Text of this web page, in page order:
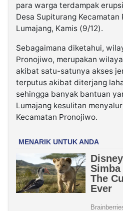
para warga terdampak
Desa Supiturang
Lumajang, Kamis (9/12).
Sebagaimana diketahui,
Pronojiwo, merupakan
akibat satu-satunya akses
terputus akibat diterjang
sehingga banyak bantuan
Lumajang kesulitan
Kecamatan Pronojiwo.